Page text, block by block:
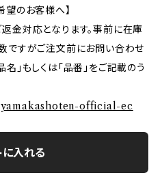
望のお客様へ】
金対応となります。事前に在庫
ですがご注文前にお問い合わせ
」もしくは「品番」をご記載のう
official-ec
に入れる